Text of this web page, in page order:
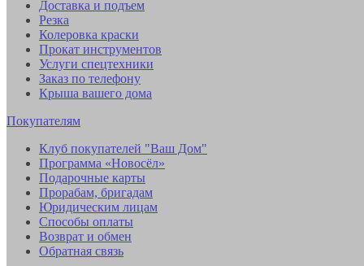
Доставка и подъем
Резка
Колеровка краски
Прокат инструментов
Услуги спецтехники
Заказ по телефону
Крыша вашего дома
Покупателям
Клуб покупателей "Ваш Дом"
Программа «Новосёл»
Подарочные карты
Прорабам, бригадам
Юридическим лицам
Способы оплаты
Возврат и обмен
Обратная связь